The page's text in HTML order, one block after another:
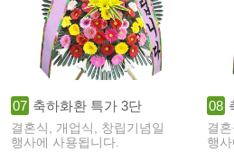
07 축하화환 특가 3단
결혼식, 개업식, 창립기념일
행사에 사용됩니다.
08
결
행